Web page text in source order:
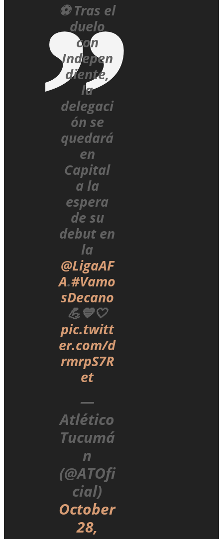
⚽ Tras el
duelo
con
Indepen
diente,
la
delegaci
ón se
quedará
en
Capital
a la
espera
de su
debut en
la
@LigaAF
A.#Vamo
sDecano
💪💙🤍
pic.twitt
er.com/d
rmrpS7R
et
—
Atlético
Tucumá
n
(@ATOfi
cial)
October
28,